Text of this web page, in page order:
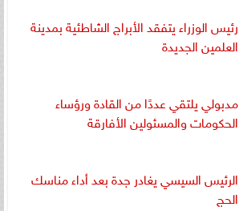
رئيس الوزراء يتفقد الأبراج الشاطئية بمدينة
العلمين الجديدة
مدبولي يلتقي عددًا من القادة ورؤساء
الحكومات والمسئولين الأفارقة
الرئيس السيسي يغادر جدة بعد أداء مناسك
الحج